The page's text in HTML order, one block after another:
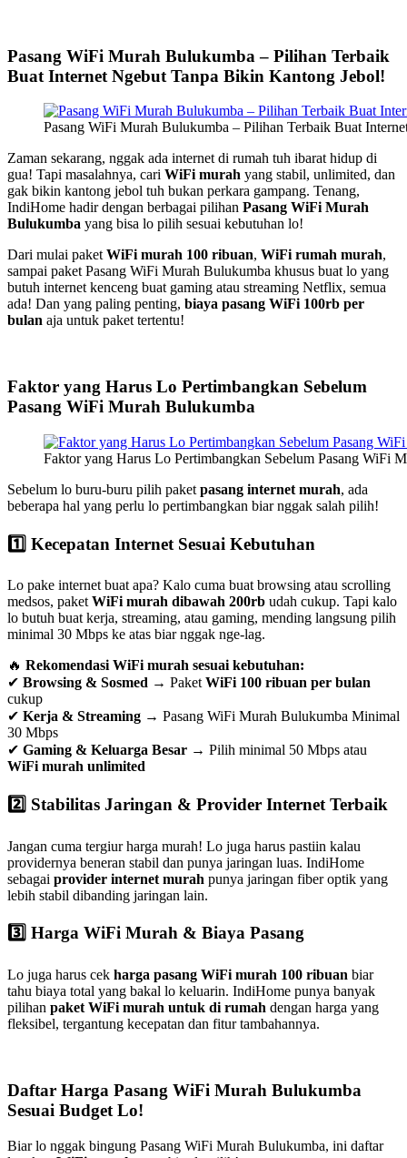
Pasang WiFi Murah Bulukumba – Pilihan Terbaik
Buat Internet Ngebut Tanpa Bikin Kantong Jebol!
Pasang WiFi Murah Bulukumba – Pilihan Terbaik Buat
Zaman sekarang, nggak ada internet di rumah tuh ibarat hidup di
gua! Tapi masalahnya, cari WiFi murah yang stabil, unlimited, dan
gak bikin kantong jebol tuh bukan perkara gampang. Tenang,
IndiHome hadir dengan berbagai pilihan Pasang WiFi Murah
Bulukumba yang bisa lo pilih sesuai kebutuhan lo!
Dari mulai paketWiFi murah 100 ribuan, WiFi rumah murah,
sampai paket Pasang WiFi Murah Bulukumba khusus buat lo yang
butuh internet kenceng buat gaming atau streaming Netflix, semua
ada! Dan yang paling penting, biaya pasang WiFi 100rb per
bulan aja untuk paket tertentu!
Faktor yang Harus Lo Pertimbangkan Sebelum
Pasang WiFi Murah Bulukumba
Faktor yang Harus Lo Pertimbangkan Sebelum Pasang WiFi
Sebelum lo buru-buru pilih paket pasang internet murah, ada
beberapa hal yang perlu lo pertimbangkan biar nggak salah pilih!
1️⃣ Kecepatan Internet Sesuai Kebutuhan
Lo pake internet buat apa? Kalo cuma buat browsing atau scrolling
medsos, paket WiFi murah dibawah 200rb udah cukup. Tapi kalo
lo butuh buat kerja, streaming, atau gaming, mending langsung pilih
minimal 30 Mbps ke atas biar nggak nge-lag.
🔥 Rekomendasi WiFi murah sesuai kebutuhan:
✔ Browsing & Sosmed → Paket WiFi 100 ribuan per bulan
cukup
✔ Kerja & Streaming → Pasang WiFi Murah Bulukumba Minimal
30 Mbps
✔ Gaming & Keluarga Besar → Pilih minimal 50 Mbps atau
WiFi murah unlimited
2️⃣ Stabilitas Jaringan & Provider Internet Terbaik
Jangan cuma tergiur harga murah! Lo juga harus pastiin kalau
providernya beneran stabil dan punya jaringan luas. IndiHome
sebagai provider internet murah punya jaringan fiber optik yang
lebih stabil dibanding jaringan lain.
3️⃣ Harga WiFi Murah & Biaya Pasang
Lo juga harus cek harga pasang WiFi murah 100 ribuan biar
tahu biaya total yang bakal lo keluarin. IndiHome punya banyak
pilihan paket WiFi murah untuk di rumah dengan harga yang
fleksibel, tergantung kecepatan dan fitur tambahannya.
Daftar Harga Pasang WiFi Murah Bulukumba
Sesuai Budget Lo!
Biar lo nggak bingung Pasang WiFi Murah Bulukumba, ini daftar